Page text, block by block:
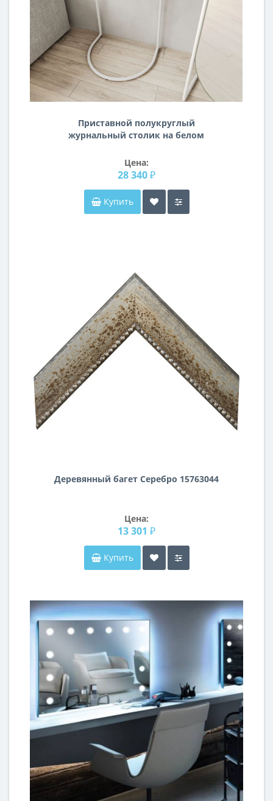
Приставной полукруглый
журнальный столик на белом
деревянной столешницей BN091
Цена:
28 340 ₽
Купить
Деревянный багет Серебро 15763044
Цена:
13 301 ₽
Купить